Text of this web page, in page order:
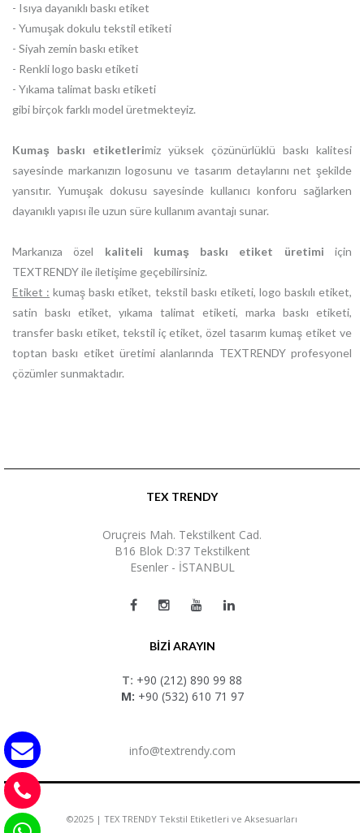
- Isıya dayanıklı baskı etiket
- Yumuşak dokulu tekstil etiketi
- Siyah zemin baskı etiket
- Renkli logo baskı etiketi
- Yıkama talimat baskı etiketi
gibi birçok farklı model üretmekteyiz.
Kumaş baskı etiketlerimiz yüksek çözünürlüklü baskı kalitesi
sayesinde markanızın logosunu ve tasarım detaylarını net şekilde
yansıtır. Yumuşak dokusu sayesinde kullanıcı konforu sağlarken
dayanıklı yapısı ile uzun süre kullanım avantajı sunar.
Markanıza özel kaliteli kumaş baskı etiket üretimi için
TEXTRENDY ile iletişime geçebilirsiniz.
Etiket : kumaş baskı etiket, tekstil baskı etiketi, logo baskılı etiket,
satin baskı etiket, yıkama talimat etiketi, marka baskı etiketi,
transfer baskı etiket, tekstil iç etiket, özel tasarım kumaş etiket ve
toptan baskı etiket üretimi alanlarında TEXTRENDY profesyonel
çözümler sunmaktadır.
TEX TRENDY
Oruçreis Mah. Tekstilkent Cad.
B16 Blok D:37 Tekstilkent
Esenler - İSTANBUL
BİZİ ARAYIN
T: +90 (212) 890 99 88
M: +90 (532) 610 71 97
info@textrendy.com
©2025 | TEX TRENDY Tekstil Etiketleri ve Aksesuarları